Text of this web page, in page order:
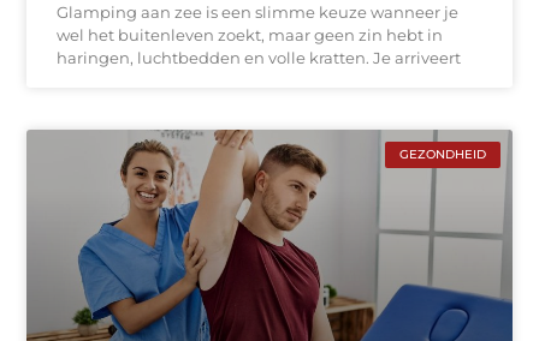
Glamping aan zee is een slimme keuze wanneer je
wel het buitenleven zoekt, maar geen zin hebt in
haringen, luchtbedden en volle kratten. Je arriveert
GEZONDHEID